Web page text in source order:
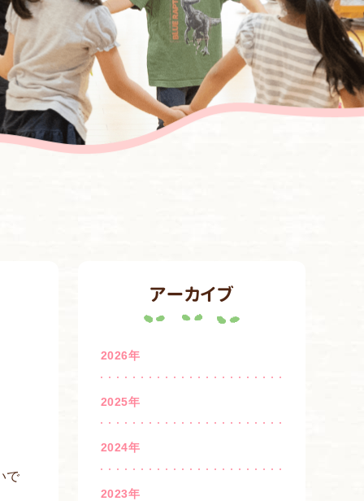
で
アーカイブ
2026年
2025年
2024年
2023年